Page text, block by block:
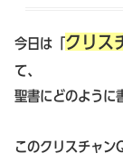
今日は「 クリス
て、
聖書にどのように
このクリスチャン